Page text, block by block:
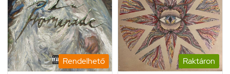
Rendelhető Raktáron